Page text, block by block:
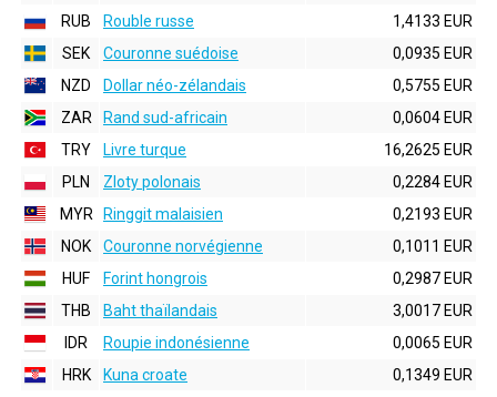
RUB
Rouble russe
1,4133 EUR
SEK
Couronne suédoise
0,0935 EUR
NZD
Dollar néo-zélandais
0,5755 EUR
ZAR
Rand sud-africain
0,0604 EUR
TRY
Livre turque
16,2625 EUR
PLN
Zloty polonais
0,2284 EUR
MYR
Ringgit malaisien
0,2193 EUR
NOK
Couronne norvégienne
0,1011 EUR
HUF
Forint hongrois
0,2987 EUR
THB
Baht thaïlandais
3,0017 EUR
IDR
Roupie indonésienne
0,0065 EUR
HRK
Kuna croate
0,1349 EUR